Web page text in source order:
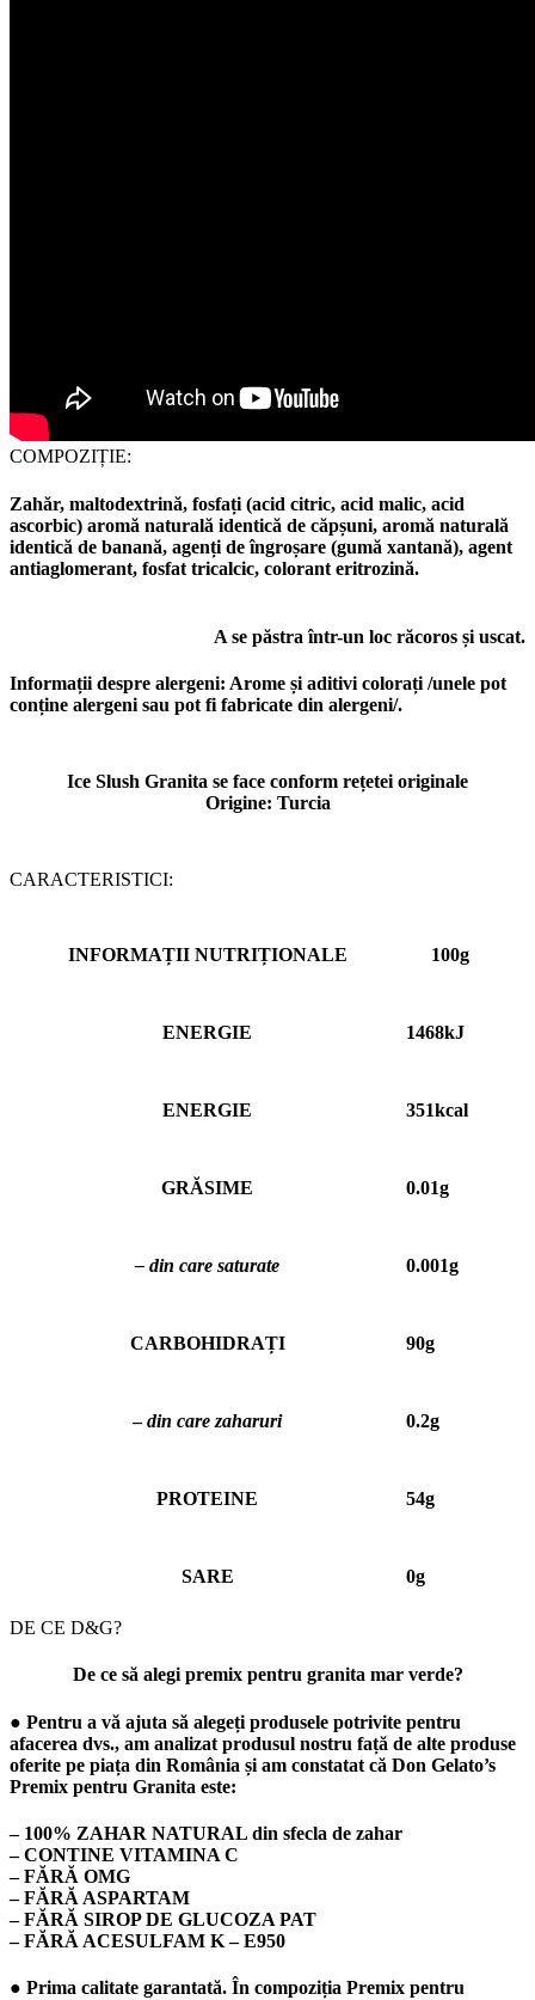
COMPOZIȚIE:
Zahăr, maltodextrină, fosfați (acid citric, acid malic, acid
ascorbic) aromă naturală identică de căpșuni, aromă naturală
identică de banană, agenți de îngroșare (gumă xantană), agent
antiaglomerant, fosfat tricalcic, colorant eritrozină.
A se păstra într-un loc răcoros și uscat.
Informații despre alergeni: Arome și aditivi colorați /unele pot
conține alergeni sau pot fi fabricate din alergeni/.
Ice Slush Granita se face conform rețetei originale
Origine: Turcia
CARACTERISTICI:
INFORMAȚII NUTRIȚIONALE 100g
ENERGIE 1468kJ
ENERGIE 351kcаl
GRĂSIME 0.01g
– din care saturate 0.001g
CARBOHIDRAȚI 90g
–din care zaharuri 0.2g
PROTEINE 54g
SARE 0g
DE CE D&G?
De ce să alegi premix pentru granita mar verde?
● Pentru a vă ajuta să alegeți produsele potrivite pentru
afacerea dvs., am analizat produsul nostru față de alte produse
oferite pe piața din România și am constatat că Don Gelato’s
Premix pentru Granita este:
– 100% ZAHAR NATURAL din sfecla de zahar
– CONTINE VITAMINA C
– FĂRĂ OMG
– FĂRĂ ASPARTAM
– FĂRĂ SIROP DE GLUCOZA PAT
– FĂRĂ ACESULFAM K – E950
● Prima calitate garantată. În compoziția Premix pentru